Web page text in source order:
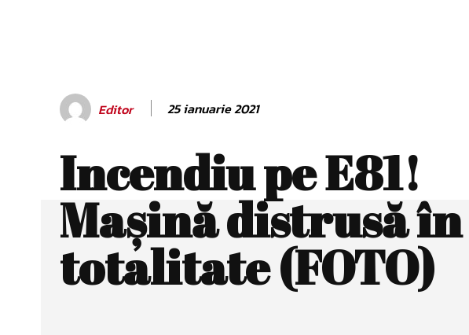
Editor 25 ianuarie 2021
Incendiu pe E81!
Maşină distrusă în
totalitate (FOTO)